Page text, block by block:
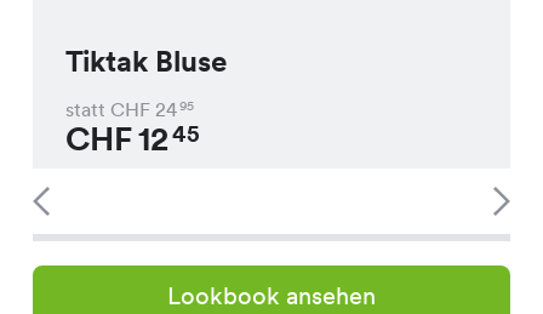
Tiktak Bluse
statt CHF 2495
CHF1245
Lookbook ansehen